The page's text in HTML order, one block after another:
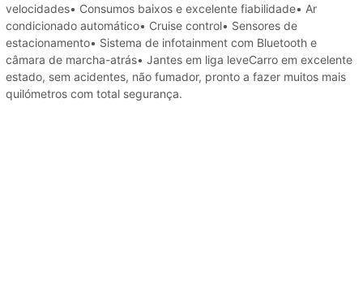
velocidades• Consumos baixos e excelente fiabilidade• Ar
condicionado automático• Cruise control• Sensores de
estacionamento• Sistema de infotainment com Bluetooth e
câmara de marcha-atrás• Jantes em liga leveCarro em excelente
estado, sem acidentes, não fumador, pronto a fazer muitos mais
quilómetros com total segurança.